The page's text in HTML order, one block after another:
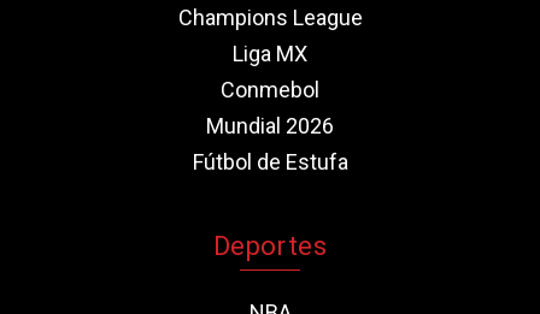
Champions League
Liga MX
Conmebol
Mundial 2026
Fútbol de Estufa
Deportes